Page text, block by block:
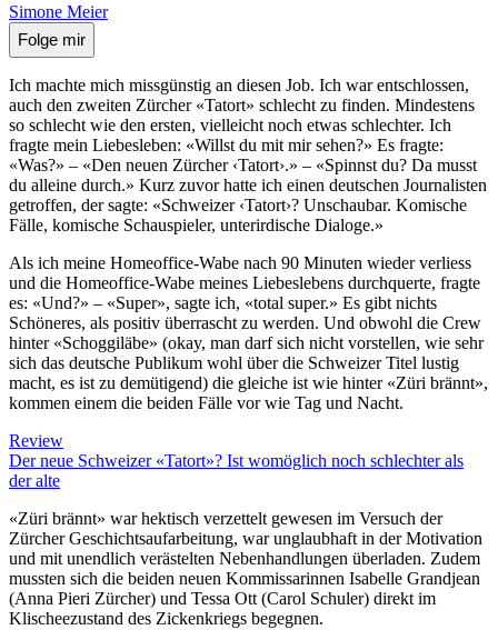
Simone Meier
Folge mir
Ich machte mich missgünstig an diesen Job. Ich war entschlossen,
auch den zweiten Zürcher «Tatort» schlecht zu finden. Mindestens
so schlecht wie den ersten, vielleicht noch etwas schlechter. Ich
fragte mein Liebesleben: «Willst du mit mir sehen?» Es fragte:
«Was?» – «Den neuen Zürcher ‹Tatort›.» – «Spinnst du? Da musst
du alleine durch.» Kurz zuvor hatte ich einen deutschen Journalisten
getroffen, der sagte: «Schweizer ‹Tatort›? Unschaubar. Komische
Fälle, komische Schauspieler, unterirdische Dialoge.»
Als ich meine Homeoffice-Wabe nach 90 Minuten wieder verliess
und die Homeoffice-Wabe meines Liebeslebens durchquerte, fragte
es: «Und?» – «Super», sagte ich, «total super.» Es gibt nichts
Schöneres, als positiv überrascht zu werden. Und obwohl die Crew
hinter «Schoggiläbe» (okay, man darf sich nicht vorstellen, wie sehr
sich das deutsche Publikum wohl über die Schweizer Titel lustig
macht, es ist zu demütigend) die gleiche ist wie hinter «Züri brännt»,
kommen einem die beiden Fälle vor wie Tag und Nacht.
Review
Der neue Schweizer «Tatort»? Ist womöglich noch schlechter als
der alte
«Züri brännt» war hektisch verzettelt gewesen im Versuch der
Zürcher Geschichtsaufarbeitung, war unglaubhaft in der Motivation
und mit unendlich verästelten Nebenhandlungen überladen. Zudem
mussten sich die beiden neuen Kommissarinnen Isabelle Grandjean
(Anna Pieri Zürcher) und Tessa Ott (Carol Schuler) direkt im
Klischeezustand des Zickenkriegs begegnen.